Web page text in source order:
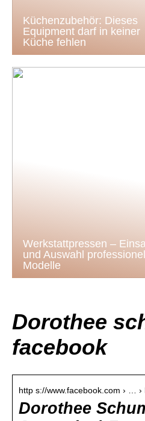
Küchenzubehör: Dieses
Equipment darf in keiner
Küche fehlen
Werkstattpressen –
und Auswahl
Modelle
Dorothee
facebook
http s://www.facebook.com › …
Dorothee